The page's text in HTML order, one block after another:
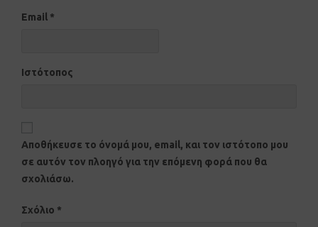
Email *
Ιστότοπος
Αποθήκευσε το όνομά μου, email, και τον ιστότοπο μου
σε αυτόν τον πλοηγό για την επόμενη φορά που θα
σχολιάσω.
Σχόλιο *